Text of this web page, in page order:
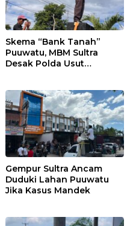
Skema “Bank Tanah”
Puuwatu, MBM Sultra
Desak Polda Usut
Gempur Sultra Ancam
Duduki Lahan Puuwatu
Jika Kasus Mandek